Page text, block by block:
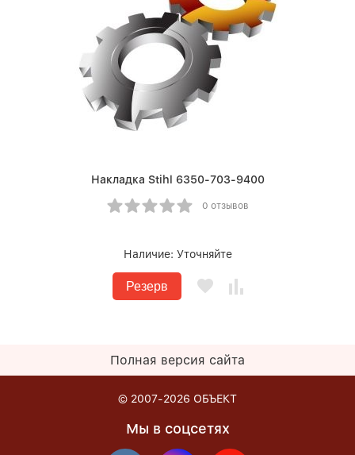
Накладка Stihl 6350-703-9400
0 отзывов
Наличие: Уточняйте
Резерв
Полная версия сайта
© 2007-2026 ОБЪЕКТ
Мы в соцсетях